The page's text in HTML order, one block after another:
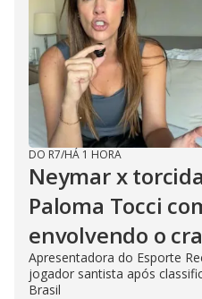
DO R7/HÁ 1 HORA
Neymar x
Paloma Tocci
envolvendo o
Apresentadora do Esporte
jogador santista após
Brasil